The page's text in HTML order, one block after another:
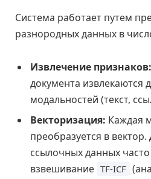
Система работает путем
разнородных данных в
Извлечение признаков:
документа извлекаются
модальностей (текст,
Векторизация: Каждая
преобразуется в вектор.
ссылочных данных часто
взвешивание TF-ICF